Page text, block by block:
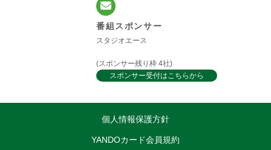
番組スポンサー
スタジオエース
(スポンサー残り枠 4社)
スポンサー受付はこちらから
個人情報保護方針
YANDOカード会員規約